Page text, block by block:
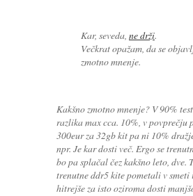
Kar, seveda, ne drži.
Večkrat opažam, da se
zmotno mnenje.
Kakšno zmotno mnenje? V 90%
razlika max cca. 10%, v povprečju
300eur za 32gb kit pa ni 10%
npr. Je kar dosti več. Ergo se
bo pa splačal čez kakšno leto, dve.
trenutne ddr5 kite pometali v
hitrejše za isto oziroma dosti